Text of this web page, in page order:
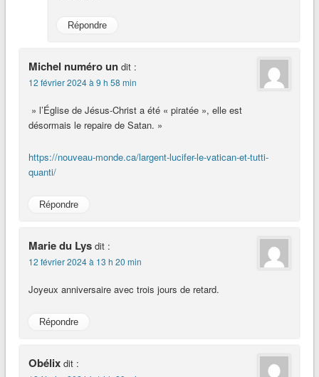
Répondre
Michel numéro un dit :
12 février 2024 à 9 h 58 min
» l’Église de Jésus-Christ a été « piratée », elle est
désormais le repaire de Satan. »
https://nouveau-monde.ca/largent-lucifer-le-vatican-et-tutti-
quanti/
Répondre
Marie du Lys dit :
12 février 2024 à 13 h 20 min
Joyeux anniversaire avec trois jours de retard.
Répondre
Obélix dit :